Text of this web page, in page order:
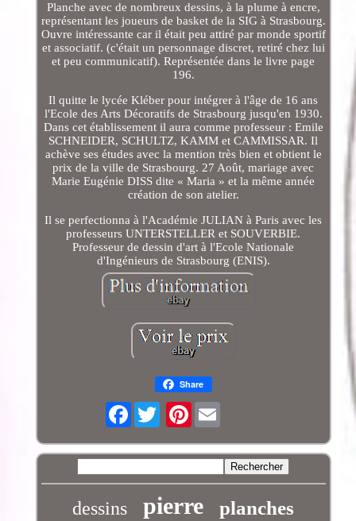
Planche avec de nombreux dessins, à la plume à encre,
représentant les joueurs de basket de la SIG à Strasbourg.
Ouvre intéressante car il était peu attiré par monde sportif
et associatif. (c'était un personnage discret, retiré chez lui
et peu communicatif). Représentée dans le livre page
196.
Il quitte le lycée Kléber pour intégrer à l'âge de 16 ans
l'Ecole des Arts Décoratifs de Strasbourg jusqu'en 1930.
Dans cet établissement il aura comme professeur : Emile
SCHNEIDER, SCHULTZ, KAMM et CAMMISSAR. Il
achève ses études avec la mention très bien et obtient le
prix de la ville de Strasbourg. 27 Août, mariage avec
Marie Eugénie DISS dite « Maria » et la même année
création de son atelier.
Il se perfectionna à l'Académie JULIAN à Paris avec les
professeurs UNTERSTELLER et SOUVERBIE.
Professeur de dessin d'art à l'Ecole Nationale
d'Ingénieurs de Strasbourg (ENIS).
Share
Facebook Pinterest
dessins pierre planches